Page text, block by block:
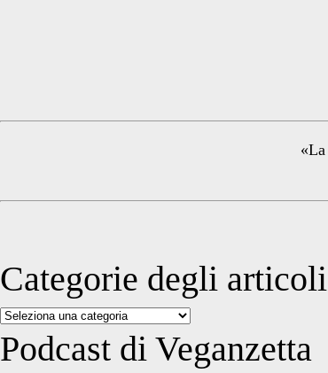
Sidebar
Categorie degli articoli
Categorie
degli
articoli
Podcast di Veganzetta